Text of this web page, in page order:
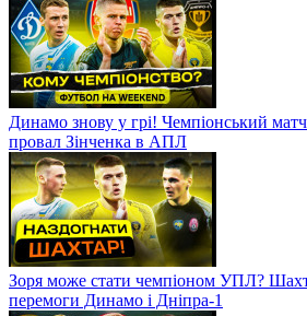
Динамо знову у грі! Чемпіонський матч
провал Зінченка в АПЛ
Зоря може стати чемпіоном УПЛ?
перемоги Динамо і Дніпра-1